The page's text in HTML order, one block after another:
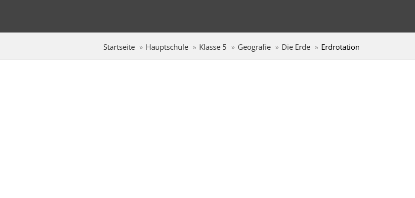
Startseite Hauptschule Klasse 5 Geografie Die Erde Erdrotation